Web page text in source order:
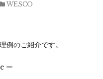
WESCO
例のご紹介です。
ー